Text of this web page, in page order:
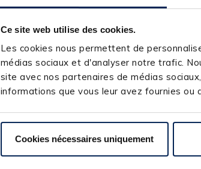
Ce site web utilise des cookies.
Les cookies nous permettent de
médias sociaux et d'analyser notre trafic.
site avec nos partenaires de médias
informations que vous leur avez fournies
Cookies nécessaires uniquement
Ces